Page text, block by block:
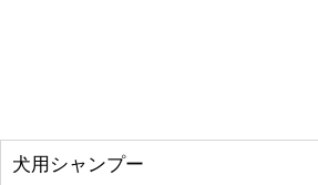
犬用シャンプー